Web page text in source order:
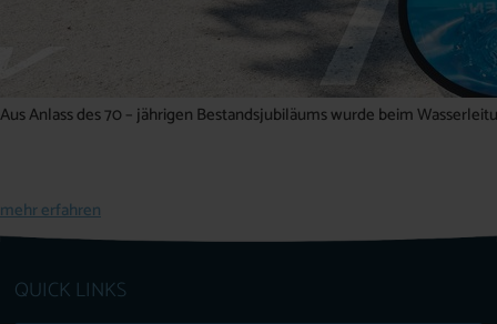
Aus Anlass des 70 – jährigen Bestandsjubiläums wurde beim
mehr erfahren
QUICK LINKS